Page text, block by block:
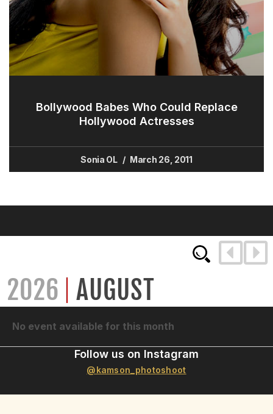
Bollywood Babes Who Could Replace
Hollywood Actresses
Sonia OL March 26, 2011
AUGUST
2026
No event available for this month
Follow us on Instagram
@kamson_photoshoot